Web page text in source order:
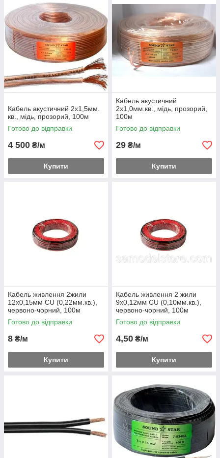
Кабель акустичний 2х1,5мм.
кв., мідь, прозорий, 100м
Готово до відправки
4 500 ₴/м
Купити
Кабель акустичний
2х1,0мм.кв., мідь, прозорий,
100м
Готово до відправки
29 ₴/м
Купити
Кабель живлення 2жили
12х0,15мм CU (0,22мм.кв.),
червоно-чорний, 100м
Готово до відправки
8 ₴/м
Купити
Кабель живлення 2 жили
9х0,12мм CU (0,10мм.кв.),
червоно-чорний, 100м
Готово до відправки
4,50 ₴/м
Купити